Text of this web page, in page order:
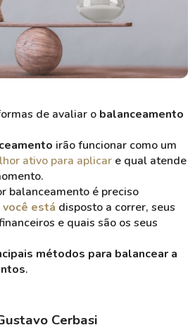
de avaliar o balanceamento
irão funcionar como um
ativo para aplicar e qual atende
balanceamento é preciso
está disposto a correr, seus
e quais são os seus
métodos para balancear a
.
Cerbasi